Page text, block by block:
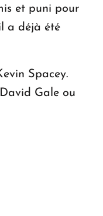
et puni pour
a déjà été
Spacey.
Gale ou